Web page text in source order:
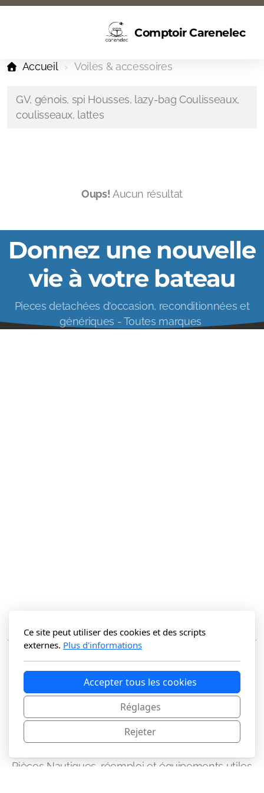
Comptoir Carenelec
Accueil Voiles & accessoires
GV, génois, spi Housses, lazy-bag Coulisseaux,
coulisseaux, lattes
Oups! Aucun résultat
Donnez une nouvelle
vie à votre bateau
Pieces detachées d'occasion, reconditionnées et
génériques - Toutes marques
Le Comptoir Carenelec
Pièces Nautiques, réemploi et équipements utiles
Ce site peut utiliser des cookies et des scripts
externes. Plus d'informations
Accepter tous les cookies
Réglages
Rejeter